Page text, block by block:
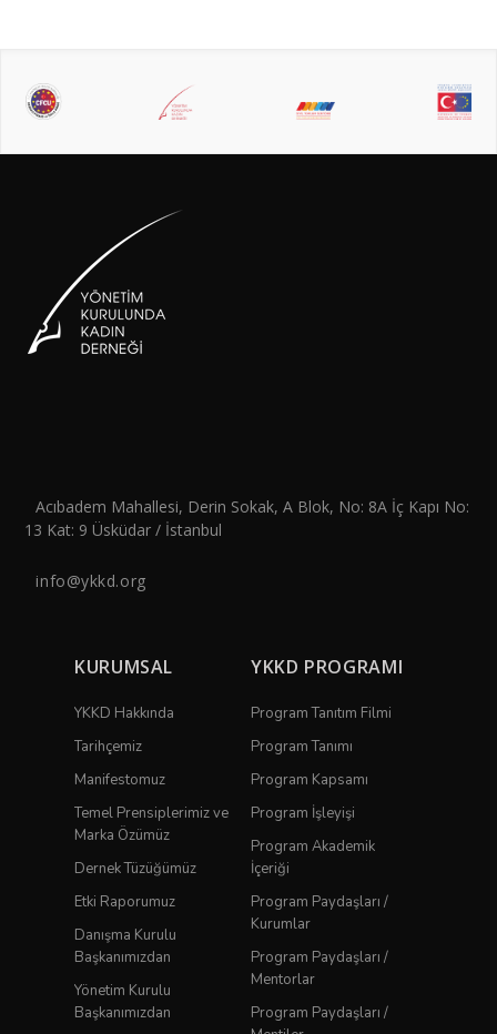
Acıbadem Mahallesi, Derin Sokak, A Blok, No: 8A İç Kapı No:
13 Kat: 9 Üsküdar / İstanbul
info@ykkd.org
KURUMSAL
YKKD Hakkında
Tarihçemiz
Manifestomuz
Temel Prensiplerimiz ve
Marka Özümüz
Dernek Tüzüğümüz
Etki Raporumuz
Danışma Kurulu
Başkanımızdan
Yönetim Kurulu
Başkanımızdan
YKKD PROGRAMI
Program Tanıtım Filmi
Program Tanımı
Program Kapsamı
Program İşleyişi
Program Akademik
İçeriği
Program Paydaşları /
Kurumlar
Program Paydaşları /
Mentorlar
Program Paydaşları /